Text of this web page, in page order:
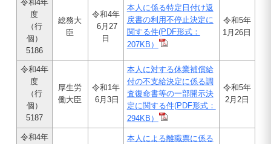
令和4年
度
（行
個）
5186
総務大
臣
令和4年
6月27
日
本人に係る特定日付け返
戻書の利用不停止決定に
関する件(PDF形式：
207KB）
令和5年
1月26日
令和4年
度
（行
個）
5187
厚生労
働大臣
令和1年
6月3日
本人に対する休業補償給
付の不支給決定に係る調
査復命書等の一部開示決
定に関する件(PDF形式：
294KB）
令和5年
2月2日
令和4年
本人による離職票に係る